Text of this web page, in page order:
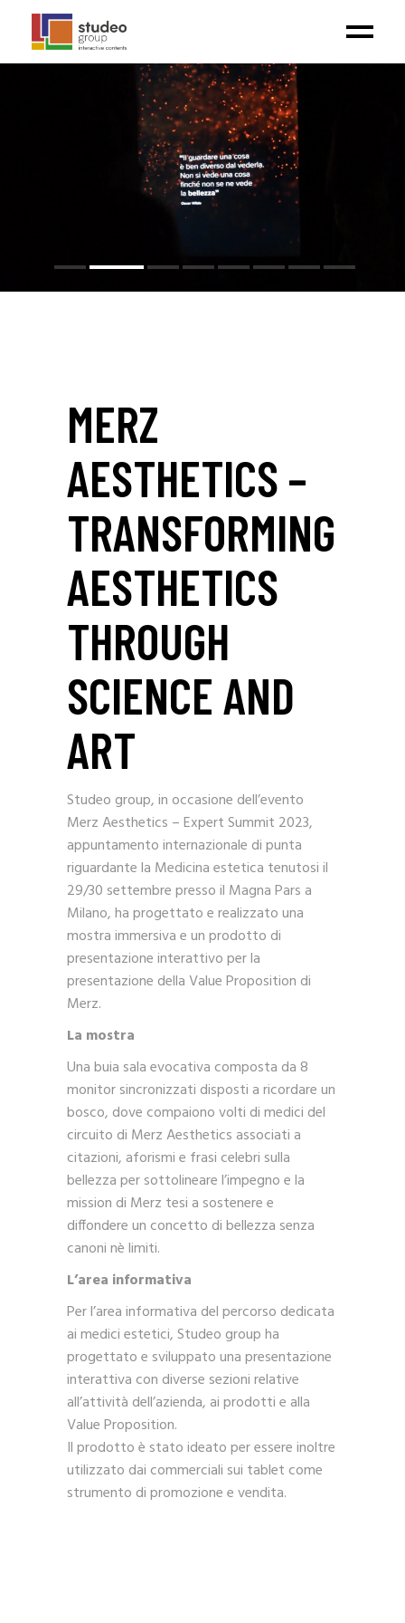
MERZ
AESTHETICS –
TRANSFORMING
AESTHETICS
THROUGH
SCIENCE AND
ART
Studeo group, in occasione dell’evento
Merz Aesthetics – Expert Summit 2023,
appuntamento internazionale di punta
riguardante la Medicina estetica tenutosi il
29/30 settembre presso il Magna Pars a
Milano, ha progettato e realizzato una
mostra immersiva e un prodotto di
presentazione interattivo per la
presentazione della Value Proposition di
Merz.
La mostra
Una buia sala evocativa composta da 8
monitor sincronizzati disposti a ricordare un
bosco, dove compaiono volti di medici del
circuito di Merz Aesthetics associati a
citazioni, aforismi e frasi celebri sulla
bellezza per sottolineare l’impegno e la
mission di Merz tesi a sostenere e
diffondere un concetto di bellezza senza
canoni nè limiti.
L’area informativa
Per l’area informativa del percorso dedicata
ai medici estetici, Studeo group ha
progettato e sviluppato una presentazione
interattiva con diverse sezioni relative
all’attività dell’azienda, ai prodotti e alla
Value Proposition.
Il prodotto è stato ideato per essere inoltre
utilizzato dai commerciali sui tablet come
strumento di promozione e vendita.